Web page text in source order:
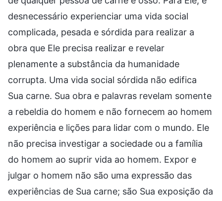
desnecessário experienciar uma vida social
complicada, pesada e sórdida para realizar a
obra que Ele precisa realizar e revelar
plenamente a substância da humanidade
corrupta. Uma vida social sórdida não edifica
Sua carne. Sua obra e palavras revelam somente
a rebeldia do homem e não fornecem ao homem
experiência e lições para lidar com o mundo. Ele
não precisa investigar a sociedade ou a família
do homem ao suprir vida ao homem. Expor e
julgar o homem não são uma expressão das
experiências de Sua carne; são Sua exposição da